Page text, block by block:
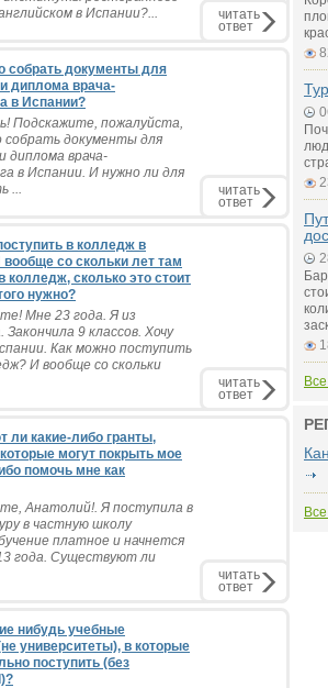
в Испании?...
читать
ответ
собрать документы для
диплома врача-
в Испании?
Подскажите, пожалуйста,
собрать документы для
диплома врача-
в Испании. И нужно ли для
...
читать
ответ
в колледж в
со скольки лет там
колледж, сколько это стоит
нужно?
Мне 23 года. Я из
Закончила 9 классов. Хочу
Как можно поступить
И вообще со скольки
читать
ответ
ли какие-либо гранты,
могут покрыть мое
помочь мне как
Анатолий!. Я поступила в
в частную школу
платное и начнется
года. Существуют ли
читать
ответ
нибудь учебные
университеты), в которые
поступить (без